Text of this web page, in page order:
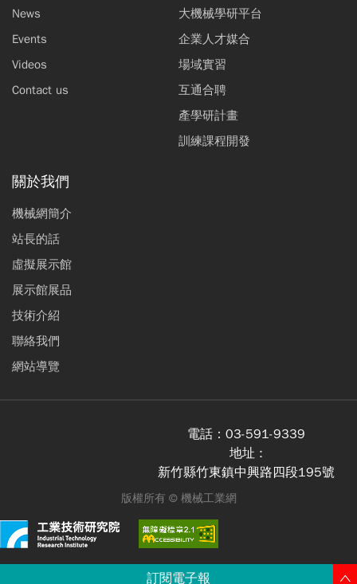
訂閱電子報
News
Events
Videos
Contact us
大機械學研平台
企業人才媒合
場域實習
互通合聘
產學研計畫
訓練課程開發
關於我們
機械網簡介
站長的話
虛擬展示館
展示館展品
技術介紹
聯絡我們
網站導覽
電話： 03-591-9339
地址 :
新竹縣竹東鎮中興路四段195號
版權所有 © 機械工業網